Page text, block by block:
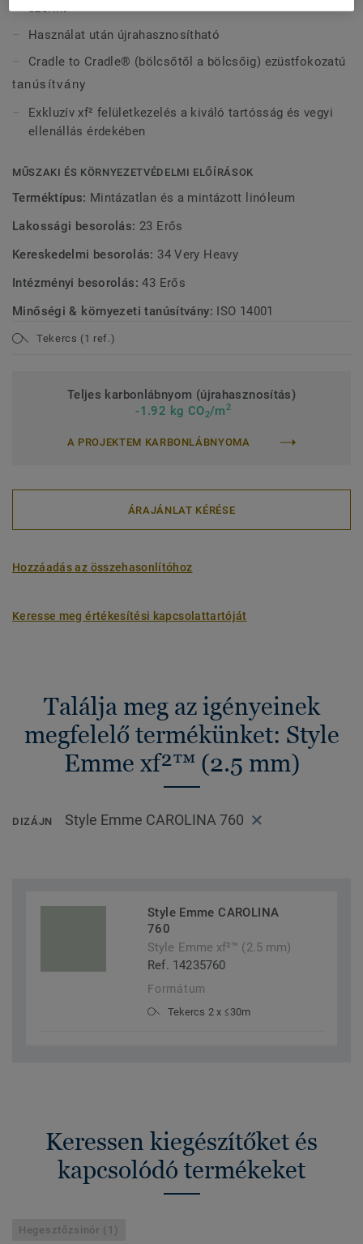
szerint
Használat után újrahasznosítható
Cradle to Cradle® (bölcsőtől a bölcsőig) ezüstfokozatú
tanúsítvány
Exkluzív xf² felületkezelés a kiváló tartósság és vegyi
ellenállás érdekében
MŰSZAKI ÉS KÖRNYEZETVÉDELMI ELŐÍRÁSOK
Terméktípus: Mintázatlan és a mintázott linóleum
Lakossági besorolás: 23 Erős
Kereskedelmi besorolás: 34 Very Heavy
Intézményi besorolás:43 Erős
Minőségi & környezeti tanúsítvány: ISO 14001
Tekercs (1 ref.)
Teljes karbonlábnyom (újrahasznosítás)
-1.92 kg CO2/m2
A PROJEKTEM KARBONLÁBNYOMA
ÁRAJÁNLAT KÉRÉSE
Hozzáadás az összehasonlítóhoz
Keresse meg értékesítési kapcsolattartóját
Találja meg az igényeinek
megfelelő termékünket: Style
Emme xf²™ (2.5 mm)
DIZÁJN Style Emme CAROLINA 760
Style Emme CAROLINA
760
Style Emme xf²™ (2.5 mm)
Ref. 14235760
Formátum
Tekercs 2 x ≤30m
Keressen kiegészítőket és
kapcsolódó termékeket
Hegesztőzsinór (1)